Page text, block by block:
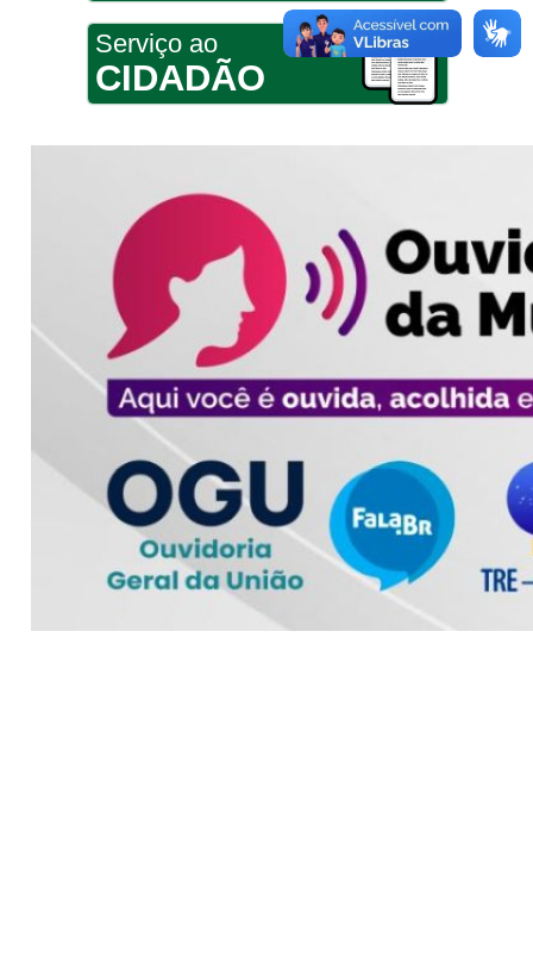
Serviço ao
CIDADÃO